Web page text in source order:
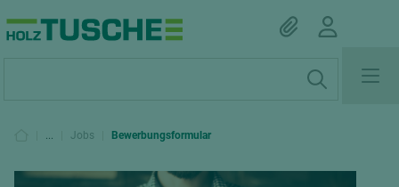
... Jobs Bewerbungsformular